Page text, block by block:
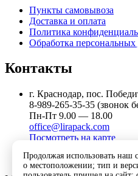
Пункты самовывоза
Доставка и оплата
Политика
Обработка
Контакты
г. Краснодар, пос.
8-989-265-35-35 (звонок
Пн-Пт 9.00 — 18.00
office@lirapack.com
Посмотреть на карте
Продолжая использовать наш
о местоположении; тип и